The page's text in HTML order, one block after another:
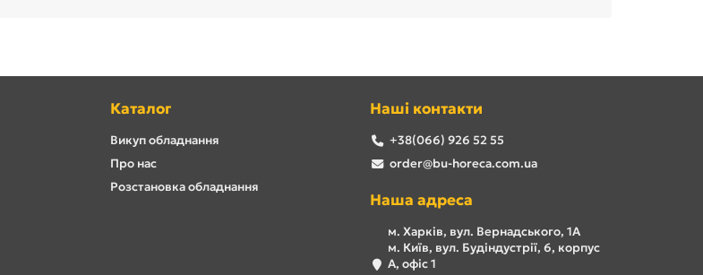
Каталог
Викуп обладнання
Про нас
Розстановка обладнання
Наші контакти
+38(066) 926 52 55
order@bu-horeca.com.ua
Наша адреса
м. Харків, вул. Вернадського, 1А
м. Київ, вул. Будіндустрії, 6, корпус
А, офіс 1